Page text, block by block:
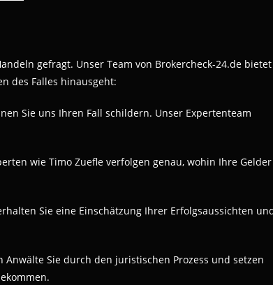
gefragt. Unser Team von Brokercheck-24.de bietet
des Falles hinausgeht:
Sie uns Ihren Fall schildern. Unser Expertenteam
wie Timo Zuefle verfolgen genau, wohin Ihre Gelder
Sie eine Einschätzung Ihrer Erfolgsaussichten
Sie durch den juristischen Prozess und setzen